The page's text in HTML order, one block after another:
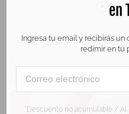
en
Ingresa tu email y recibirás
redimir en tu
*Descuento no acumulable /